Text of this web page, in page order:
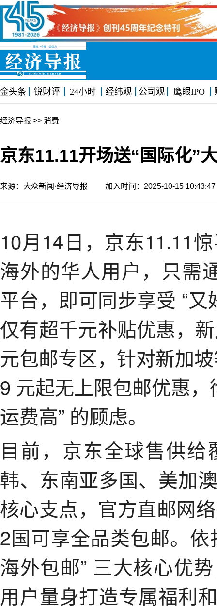
金头条 锐财评 24小时 经纬观 公司观 鹰眼IPO
经济导报 >> 消费
京东11.11开场送“国际化”
来源：大众新闻·经济导报 加入时间：2025-10-15
10月14日，京东11.11
海外的华人用户，只需
平台，即可同步享受 “
仅有超千元补贴优惠，
元包邮专区，针对新加
9 元起无上限包邮优惠
运费高” 的顾虑。
目前，京东全球售供
韩、东南亚多国、美加
核心支点，官方直邮网
2国可享全品类包邮。
海外包邮” 三大核心优
用户量身打造专属福利